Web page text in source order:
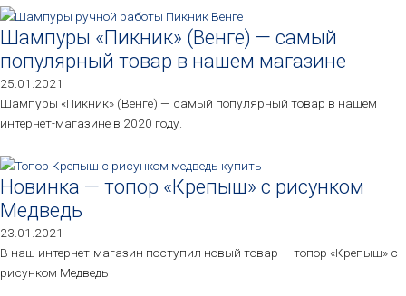
Шампуры «Пикник» (Венге) — самый
популярный товар в нашем магазине
25.01.2021
Шампуры «Пикник» (Венге) — самый популярный товар в нашем
интернет-магазине в 2020 году.
Новинка — топор «Крепыш» с рисунком
Медведь
23.01.2021
В наш интернет-магазин поступил новый товар — топор «Крепыш» с
рисунком Медведь